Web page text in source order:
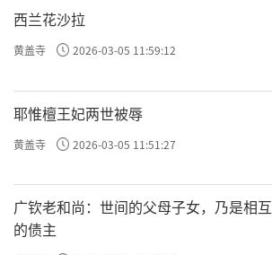
西兰花沙拉
黄盖寺 2026-03-05 11:59:12
耶惟檀王妃两世被辱
黄盖寺 2026-03-05 11:51:27
广钦老和尚：世间的父母子女，乃是相互
的债主